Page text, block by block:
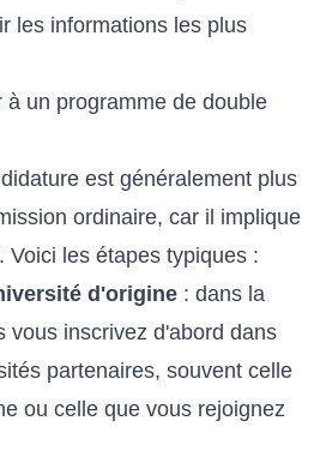
les informations les plus
à un programme de double
est généralement plus
ordinaire, car il implique
Voici les étapes typiques :
d'origine : dans la
vous inscrivez d'abord dans
partenaires, souvent celle
ou celle que vous rejoignez